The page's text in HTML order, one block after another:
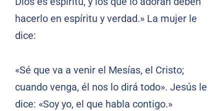
hacerlo en espíritu y verdad.» La mujer le
dice:
«Sé que va a venir el Mesías, el Cristo;
cuando venga, él nos lo dirá todo». Jesús le
dice: «Soy yo, el que habla contigo.»